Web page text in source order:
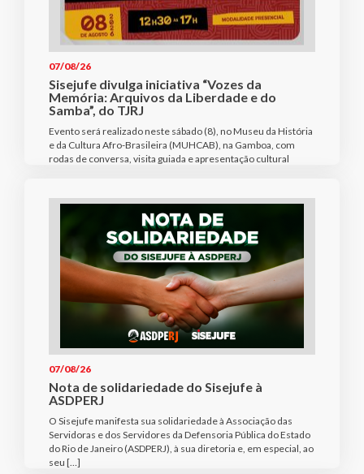
07/08/26
Sisejufe divulga iniciativa “Vozes da
Memória: Arquivos da Liberdade e do
Samba”, do TJRJ
Evento será realizado neste sábado (8), no Museu da História
e da Cultura Afro-Brasileira (MUHCAB), na Gamboa, com
rodas de conversa, visita guiada e apresentação cultural
07/08/26
Nota de solidariedade do Sisejufe à
ASDPERJ
O Sisejufe manifesta sua solidariedade à Associação das
Servidoras e dos Servidores da Defensoria Pública do Estado
do Rio de Janeiro (ASDPERJ), à sua diretoria e, em especial, ao
seu […]